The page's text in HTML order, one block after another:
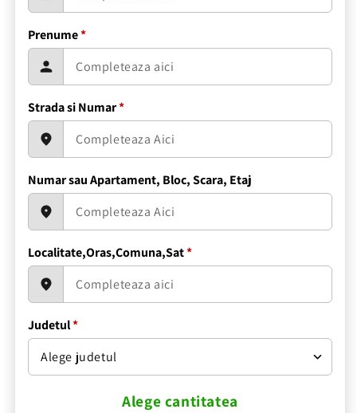
Prenume*
Strada si Numar*
Numar sau Apartament, Bloc, Scara, Etaj
Localitate,Oras,Comuna,Sat*
Judetul*
Alege cantitatea